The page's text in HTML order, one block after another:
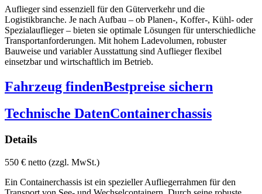
Auflieger sind essenziell für den Güterverkehr und die
Logistikbranche. Je nach Aufbau – ob Planen-, Koffer-, Kühl- oder
Spezialauflieger – bieten sie optimale Lösungen für unterschiedliche
Transportanforderungen. Mit hohem Ladevolumen, robuster
Bauweise und variabler Ausstattung sind Auflieger flexibel
einsetzbar und wirtschaftlich im Betrieb.
Fahrzeug findenBestpreise sichern
Technische DatenContainerchassis
Details
550 € netto (zzgl. MwSt.)
Ein Containerchassis ist ein spezieller Aufliegerrahmen für den